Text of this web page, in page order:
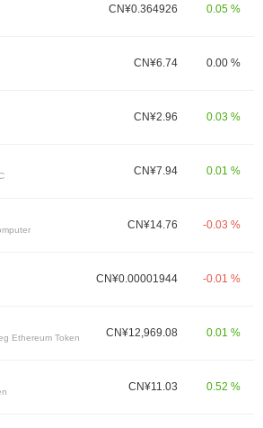
CN¥0.364926 0.05 %
CN¥6.74 0.00 %
CN¥2.96 0.03 %
CN¥7.94 0.01 %
CN¥14.76 -0.03 %
CN¥0.00001944 -0.01 %
Ethereum Token CN¥12,969.08 0.01 %
CN¥11.03 0.52 %